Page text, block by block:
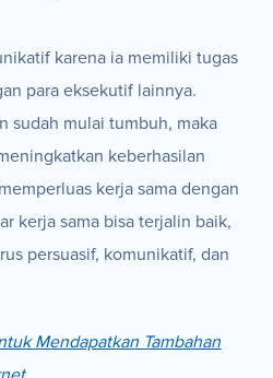
karena ia memiliki tugas
para eksekutif lainnya.
sudah mulai tumbuh, maka
keberhasilan
kerja sama dengan
kerja sama bisa terjalin baik,
persuasif, komunikatif, dan
Mendapatkan Tambahan